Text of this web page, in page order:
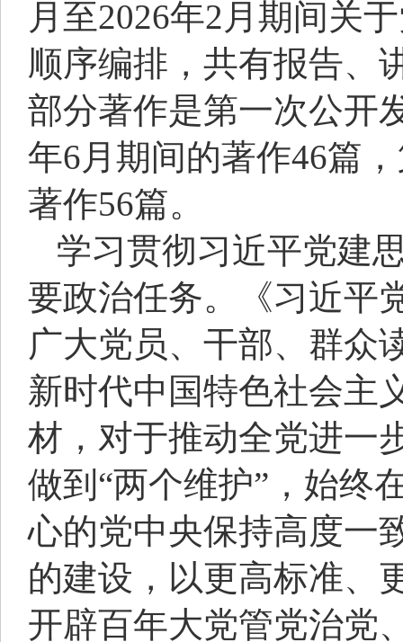
月至2026年2月期间关
顺序编排，共有报告、
部分著作是第一次公开
年6月期间的著作46篇
著作56篇。
学习贯彻习近平党建
要政治任务。《习近平
广大党员、干部、群众
新时代中国特色社会主
材，对于推动全党进一
做到“两个维护”，始终
心的党中央保持高度一
的建设，以更高标准、
开辟百年大党管党治党